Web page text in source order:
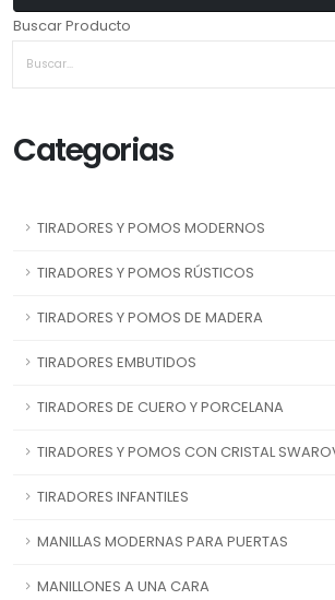
Buscar Producto
Categorias
TIRADORES Y POMOS MODERNOS
TIRADORES Y POMOS RÚSTICOS
TIRADORES Y POMOS DE MADERA
TIRADORES EMBUTIDOS
TIRADORES DE CUERO Y PORCELANA
TIRADORES Y POMOS CON CRISTAL
TIRADORES INFANTILES
MANILLAS MODERNAS PARA PUERTAS
MANILLONES A UNA CARA